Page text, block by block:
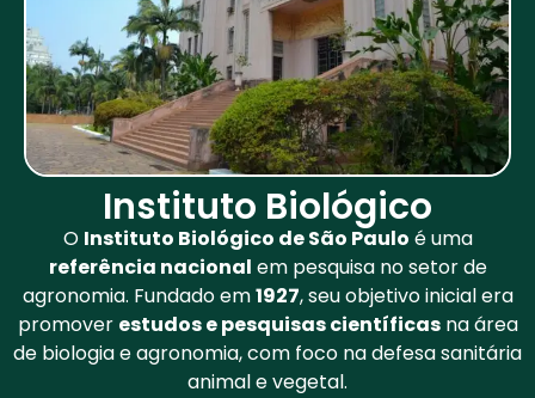
Instituto Biológico
O Instituto Biológico de São Paulo é uma
referência nacional em pesquisa no setor de
agronomia. Fundado em1927, seu objetivo inicial era
promover estudos e pesquisas científicasna área
de biologia e agronomia, com foco na defesa sanitária
animal e vegetal.